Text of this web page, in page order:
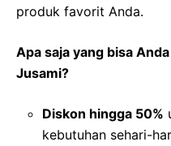
produk favorit Anda.
Apa saja yang bisa
Jusami?
Diskon hingga 50%
kebutuhan sehari-